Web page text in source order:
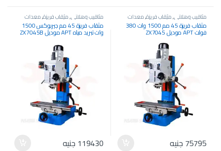
مثاقيب وهلاتي,مثقاب فريزة,معدات
كهربائية,معدات وآلات صناعية مثقاب فريزة 45 مم 1500 وات 380
فولت APT موديل ZX7045
75795 جنيه
مثاقيب وهلاتي,مثقاب فريزة,معدات
كهربائية,معدات وآلات صناعية مثقاب فريزة 45 مم جيربوكس 1500
وات تبريد مياه APT موديل ZX7045B
119430 جنيه